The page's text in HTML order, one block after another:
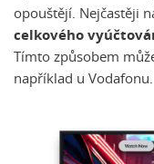
opouštějí. Nejčastěji
celkového
Tímto způsobem
například u Vodafonu.